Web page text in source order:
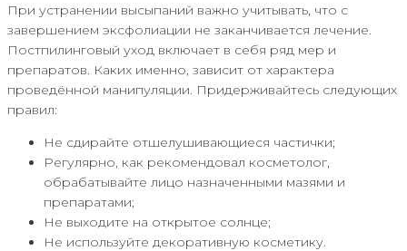
При устранении высыпаний важно учитывать, что с
завершением эксфолиации не заканчивается лечение.
Постпилинговый уход включает в себя ряд мер и
препаратов. Каких именно, зависит от характера
проведённой манипуляции. Придерживайтесь следующих
правил:
Не сдирайте отшелушивающиеся частички;
Регулярно, как рекомендовал косметолог,
обрабатывайте лицо назначенными мазями и
препаратами;
Не выходите на открытое солнце;
Не используйте декоративную косметику.